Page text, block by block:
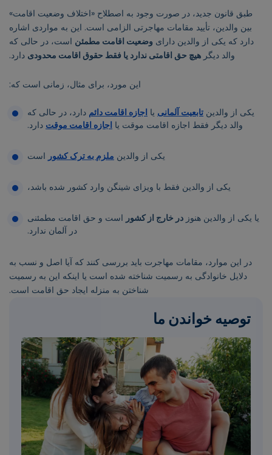
طبق قانون جدید، در صورت وجود به اصطلاح «اختلاف وضعیت اقامت»
بین والدین، تأیید مقامات مهاجرتی الزامی است. این به مواردی اشاره
دارد که یکی از والدین دارای وضعیت اقامت مطمئن است، در حالی که
والد دیگر هیچ حق اقامتی ندارد یا فقط حقوق اقامت محدودی دارد.
این مورد، برای مثال، زمانی است که:
یکی از والدین تابعیت آلمانی یا اجازه اقامت دائم دارد، در حالی که
والد دیگر فقط اجازه اقامت موقت یا اجازه اقامت موقت دارد.
یکی از والدین ملزم به ترک کشور است
یکی از والدین فقط با ویزای شینگن وارد کشور شده باشد،
یا یکی از والدین هنوز در خارج از کشور است و حق اقامت مطمئنی
در آلمان ندارد.
در این موارد، مقامات مهاجرت باید بررسی کنند که آیا اصل و نسب به
دلایل خانوادگی به رسمیت شناخته شده است یا اینکه این به رسمیت
شناختن به منزله ایجاد حق اقامت است.
توصیه خواندن ما